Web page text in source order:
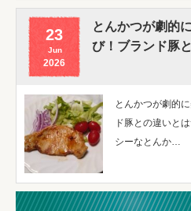
23
Jun
2026
とんかつが劇的
び！ブランド豚
とんかつが劇的
ド豚との違いと
シーなとんか…